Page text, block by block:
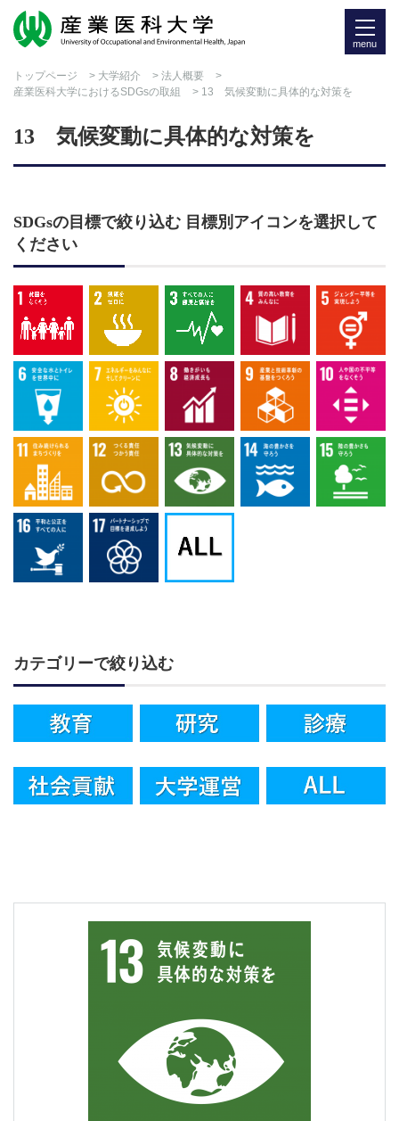
menu
トップページ > 大学紹介 > 法人概要
>
産業医科大学におけるSDGsの取組
> 13 気候変動に具体的な対策を
13 気候変動に具体的な対策を
SDGsの目標で絞り込む 目標別アイコンを選択して
ください
カテゴリーで絞り込む